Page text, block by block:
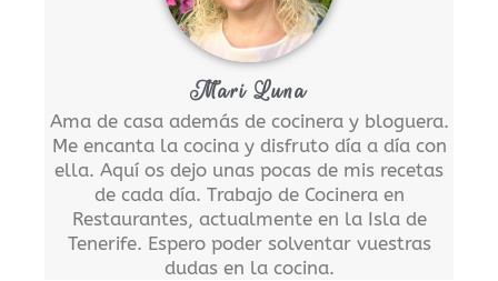
Mari Luna
Ama de casa además de cocinera y bloguera.
Me encanta la cocina y disfruto día a día con
ella. Aquí os dejo unas pocas de mis recetas
de cada día. Trabajo de Cocinera en
Restaurantes, actualmente en la Isla de
Tenerife. Espero poder solventar vuestras
dudas en la cocina.